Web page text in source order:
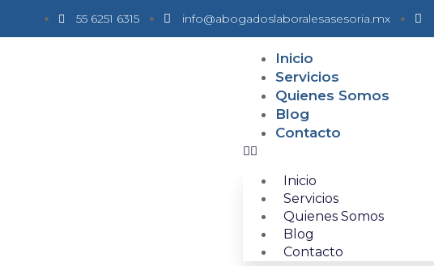
55 6251 6315 info@abogadoslaboralesasesoria.mx
Inicio
Servicios
Quienes Somos
Blog
Contacto
Inicio
Servicios
Quienes Somos
Blog
Contacto